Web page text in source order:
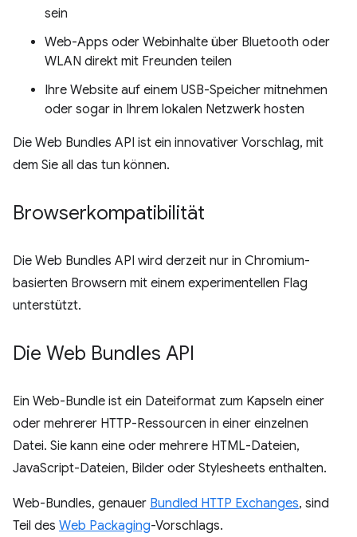
sein
Web-Apps oder Webinhalte über Bluetooth oder
WLAN direkt mit Freunden teilen
Ihre Website auf einem USB-Speicher mitnehmen
oder sogar in Ihrem lokalen Netzwerk hosten
Die Web Bundles API ist ein innovativer Vorschlag, mit
dem Sie all das tun können.
Browserkompatibilität
Die Web Bundles API wird derzeit nur in Chromium-
basierten Browsern mit einem experimentellen Flag
unterstützt.
Die Web Bundles API
Ein Web-Bundle ist ein Dateiformat zum Kapseln einer
oder mehrerer HTTP-Ressourcen in einer einzelnen
Datei. Sie kann eine oder mehrere HTML-Dateien,
JavaScript-Dateien, Bilder oder Stylesheets enthalten.
Web-Bundles, genauer Bundled HTTP Exchanges, sind
Teil des Web Packaging-Vorschlags.